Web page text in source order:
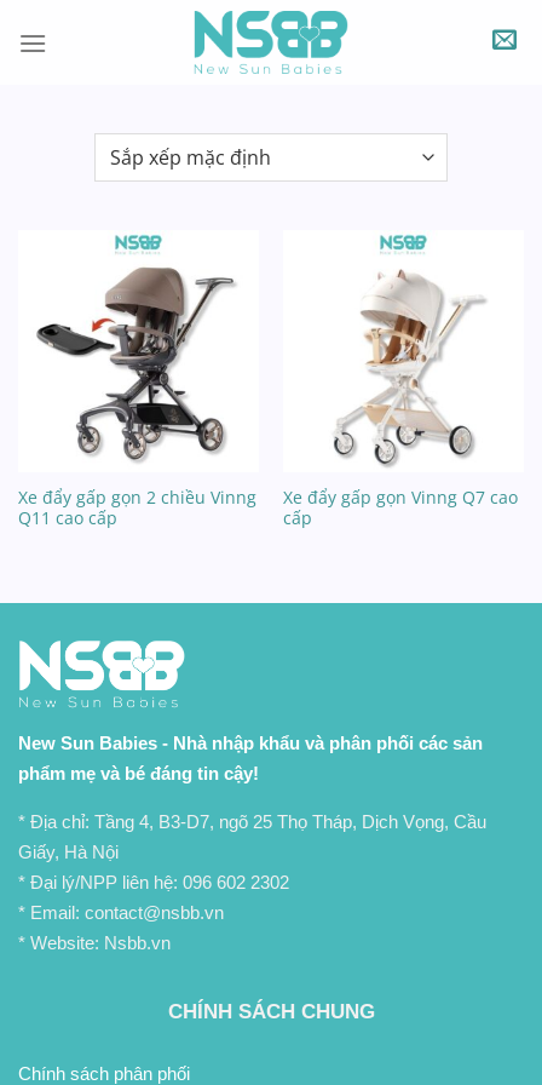
đến
Xe đẩy gấp gọn 2 chiều Vinng
Q11 cao cấp
Xe đẩy gấp gọn Vinng Q7 cao
cấp
New Sun Babies - Nhà nhập khẩu và phân phối các sản
phẩm mẹ và bé đáng tin cậy!
* Địa chỉ: Tầng 4, B3-D7, ngõ 25 Thọ Tháp, Dịch Vọng, Cầu
Giấy, Hà Nội
* Đại lý/NPP liên hệ: 096 602 2302
* Email: contact@nsbb.vn
* Website: Nsbb.vn
CHÍNH SÁCH CHUNG
Chính sách phân phối